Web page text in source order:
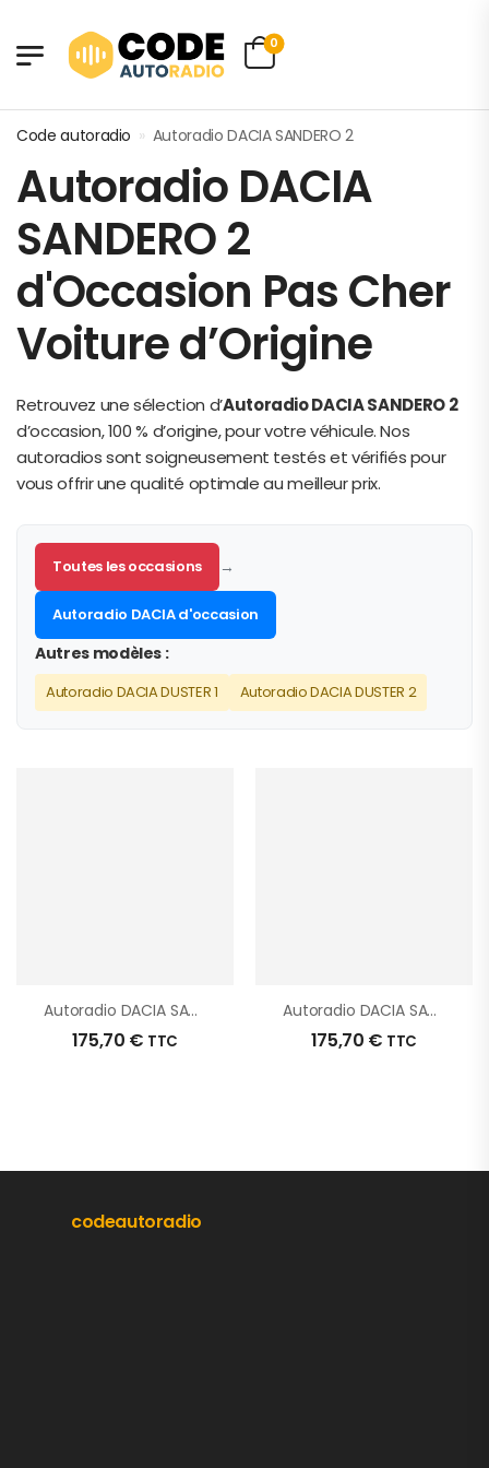
0
Code autoradio » Autoradio DACIA SANDERO 2
Autoradio DACIA
SANDERO 2
d'Occasion Pas Cher
Voiture d’Origine
Retrouvez une sélection d’Autoradio DACIA SANDERO 2
d’occasion, 100 % d’origine, pour votre véhicule. Nos
autoradios sont soigneusement testés et vérifiés pour
vous offrir une qualité optimale au meilleur prix.
Toutes les occasions →
Autoradio DACIA d'occasion
Autres modèles :
Autoradio DACIA DUSTER 1 Autoradio DACIA DUSTER 2
Autoradio DACIA SANDERO 2 PHASE 1 D’origine – 2014 – Occasion
175,70 € TTC
Autoradio DACIA SANDERO 2 PHASE 1 D’origine – 2013 – Occasion
175,70 € TTC
codeautoradio